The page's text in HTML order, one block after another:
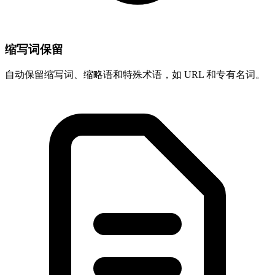
缩写词保留
自动保留缩写词、缩略语和特殊术语，如 URL 和专有名词。